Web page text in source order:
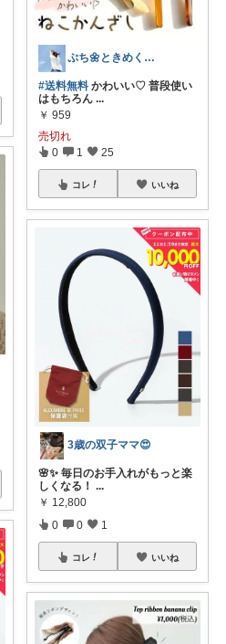
ぷち🌼ときめくモノと暮らす🌼
#送料無料 かわいい♡ 普段使い
はもちろん ...
￥ 959
売切れ
0 1 25
コレ いいね
3歳の双子ママ😍
🌸✨ 毎日のお手入れがもっと楽
しくなる！ ...
￥ 12,800
0 0 1
コレ いいね